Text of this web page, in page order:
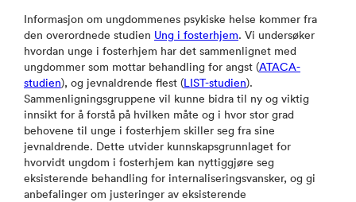
Informasjon om ungdommenes psykiske helse kommer fra
den overordnede studien Ung i fosterhjem. Vi undersøker
hvordan unge i fosterhjem har det sammenlignet med
ungdommer som mottar behandling for angst (ATACA-
studien), og jevnaldrende flest (LIST-studien).
Sammenligningsgruppene vil kunne bidra til ny og viktig
innsikt for å forstå på hvilken måte og i hvor stor grad
behovene til unge i fosterhjem skiller seg fra sine
jevnaldrende. Dette utvider kunnskapsgrunnlaget for
hvorvidt ungdom i fosterhjem kan nyttiggjøre seg
eksisterende behandling for internaliseringsvansker, og gi
anbefalinger om justeringer av eksisterende